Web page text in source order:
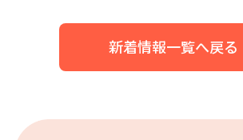
新着情報一覧へ戻る